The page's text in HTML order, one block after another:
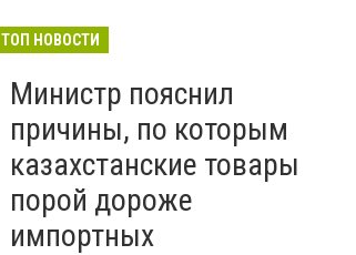
ТОП НОВОСТИ
Министр пояснил
причины, по которым
казахстанские товары
порой дороже
импортных